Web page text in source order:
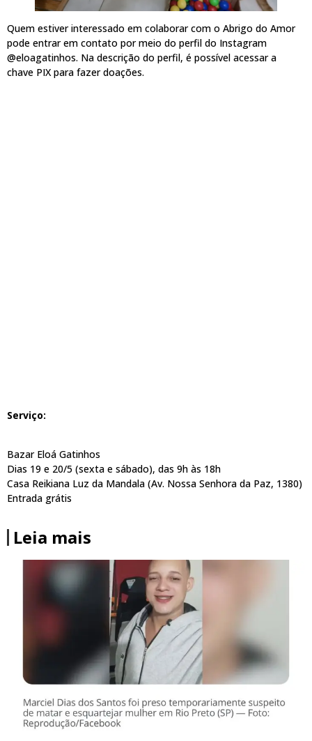
Quem estiver interessado em colaborar com o Abrigo do Amor
pode entrar em contato por meio do perfil do Instagram
@eloagatinhos. Na descrição do perfil, é possível acessar a
chave PIX para fazer doações.
Serviço:
Bazar Eloá Gatinhos
Dias 19 e 20/5 (sexta e sábado), das 9h às 18h
Casa Reikiana Luz da Mandala (Av. Nossa Senhora da Paz, 1380)
Entrada grátis
Leia mais